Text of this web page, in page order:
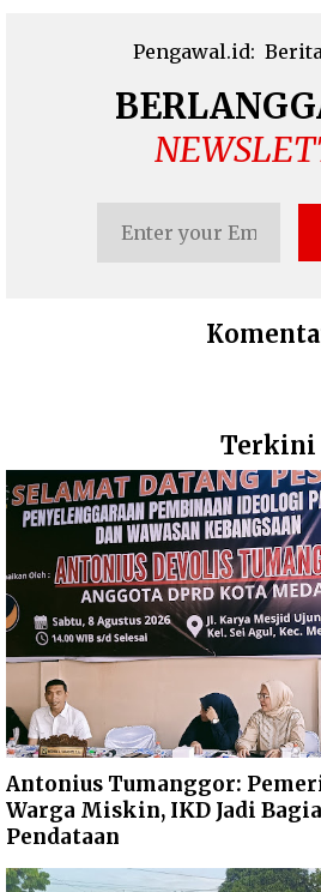
Pengawal.id:
Terkini
Antonius Tumanggor:
Warga Miskin, IKD Jadi
Pendataan